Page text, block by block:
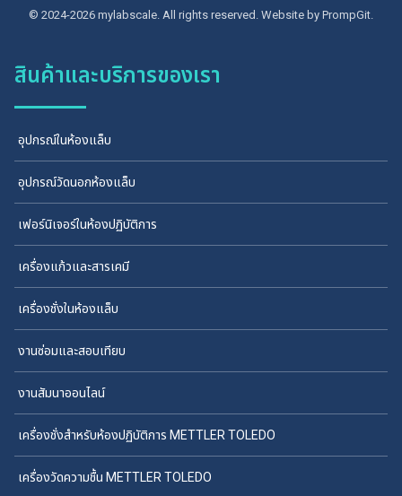
© 2024-2026 mylabscale. All rights reserved. Website by PrompGit.
สินค้าและบริการของเรา
อุปกรณ์ในห้องแล็บ
อุปกรณ์วัดนอกห้องแล็บ
เฟอร์นิเจอร์ในห้องปฏิบัติการ
เครื่องแก้วและสารเคมี
เครื่องชั่งในห้องแล็บ
งานซ่อมและสอบเทียบ
งานสัมนาออนไลน์
เครื่องชั่งสำหรับห้องปฏิบัติการ METTLER TOLEDO
เครื่องวัดความชื้น METTLER TOLEDO